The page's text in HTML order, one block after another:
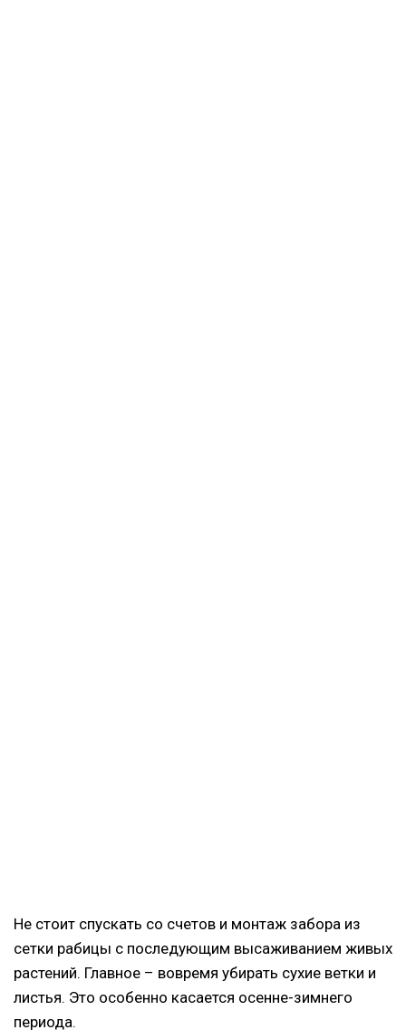
Не стоит спускать со счетов и монтаж забора из
сетки рабицы с последующим высаживанием живых
растений. Главное – вовремя убирать сухие ветки и
листья. Это особенно касается осенне-зимнего
периода.